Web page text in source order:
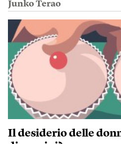
Junko Terao
Il desiderio delle